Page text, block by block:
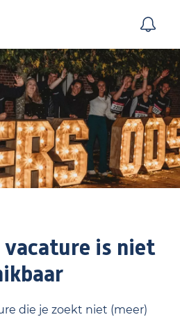
vacature is niet
die je zoekt niet (meer)